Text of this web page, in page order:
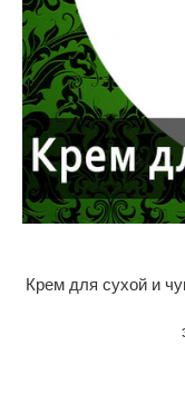
Крем для сухой и